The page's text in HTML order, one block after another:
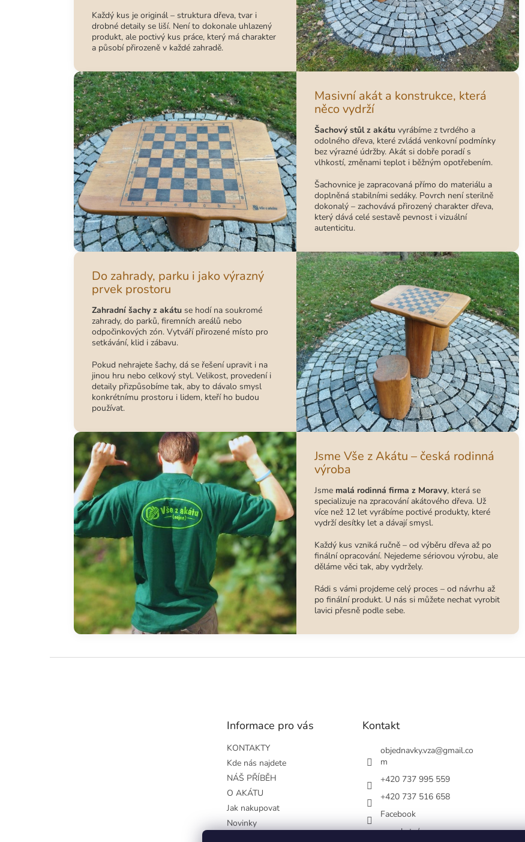
Každý kus je originál – struktura dřeva, tvar i
drobné detaily se liší. Není to dokonale uhlazený
produkt, ale poctivý kus práce, který má charakter
a působí přirozeně v každé zahradě.
Masivní akát a konstrukce, která
něco vydrží
Šachový stůl z akátu vyrábíme z tvrdého a
odolného dřeva, které zvládá venkovní podmínky
bez výrazné údržby. Akát si dobře poradí s
vlhkostí, změnami teplot i běžným opotřebením.
Šachovnice je zapracovaná přímo do materiálu a
doplněná stabilními sedáky. Povrch není sterilně
dokonalý – zachovává přirozený charakter dřeva,
který dává celé sestavě pevnost i vizuální
autenticitu.
Do zahrady, parku i jako výrazný
prvek prostoru
Zahradní šachy z akátu se hodí na soukromé
zahrady, do parků, firemních areálů nebo
odpočinkových zón. Vytváří přirozené místo pro
setkávání, klid i zábavu.
Pokud nehrajete šachy, dá se řešení upravit i na
jinou hru nebo celkový styl. Velikost, provedení i
detaily přizpůsobíme tak, aby to dávalo smysl
konkrétnímu prostoru i lidem, kteří ho budou
používat.
Jsme Vše z Akátu – česká rodinná
výroba
Jsme malá rodinná firma z Moravy, která se
specializuje na zpracování akátového dřeva. Už
více než 12 let vyrábíme poctivé produkty, které
vydrží desítky let a dávají smysl.
Každý kus vzniká ručně – od výběru dřeva až po
finální opracování. Nejedeme sériovou výrobu, ale
děláme věci tak, aby vydržely.
Rádi s vámi projdeme celý proces – od návrhu až
po finální produkt. U nás si můžete nechat vyrobit
lavici přesně podle sebe.
Informace pro vás
KONTAKTY
Kde nás najdete
NÁŠ PŘÍBĚH
O AKÁTU
Jak nakupovat
Novinky
Kontakt
objednavky.vza@gmail.co
m
+420 737 995 559
+420 737 516 658
Facebook
vsezakatu/